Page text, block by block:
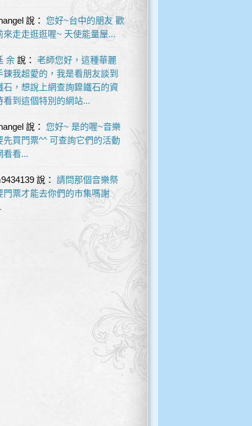
說： 您好~台中的朋友 歡
來走走逛逛喔~ 天使能量屋...
余說： 老師您好，這種華麗
鍊我超愛的，我是看朋友談到
石，想說上網查詢鎳鐵石的資
看到這個特別的網站...
說： 您好~ 是的喔~音樂
先買門票^^ 可查詢它們的活動
看看...
說： 請問那個音樂祭
門票才能去你們的市集嗎謝